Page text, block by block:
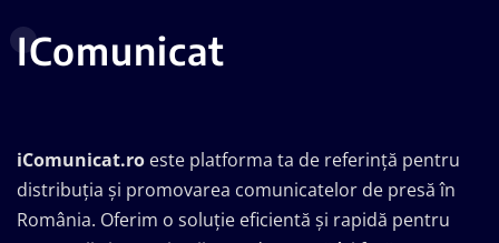
IComunicat
iComunicat.ro este platforma ta de referință pentru
distribuția și promovarea comunicatelor de presă în
România. Oferim o soluție eficientă și rapidă pentru